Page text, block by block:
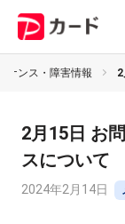
ナンス・障害情報
2月15日 お
スについて
2024年2月14日